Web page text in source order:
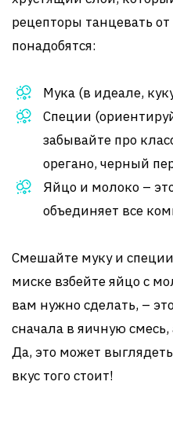
рецепторы танцевать от
понадобятся:
Мука (в идеале,
Специи
забывайте про
орегано, черный
Яйцо и молоко –
объединяет все
Смешайте муку и
миске взбейте яйцо с
вам нужно сделать, –
сначала в яичную
Да, это может
вкус того стоит!